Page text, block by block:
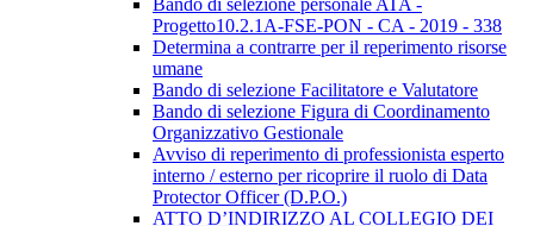
Bando di selezione personale ATA -
Progetto10.2.1A-FSE-PON - CA - 2019 - 338
Determina a contrarre per il reperimento risorse
umane
Bando di selezione Facilitatore e Valutatore
Bando di selezione Figura di Coordinamento
Organizzativo Gestionale
Avviso di reperimento di professionista esperto
interno / esterno per ricoprire il ruolo di Data
Protector Officer (D.P.O.)
ATTO D’INDIRIZZO AL COLLEGIO DEI